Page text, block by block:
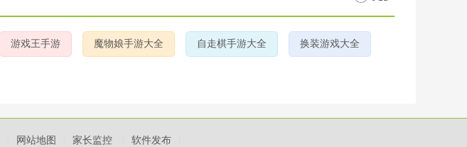
游戏王手游 魔物娘手游大全 自走棋手游大全 换装游戏大全
网站地图 家长监控 软件发布